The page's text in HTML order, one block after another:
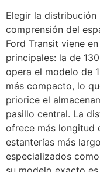
Elegir la
comprensión del
Ford Transit viene
principales: la de
opera el modelo de
más compacto, lo
priorice el
pasillo central. La
ofrece más longitud
estanterías más
especializados